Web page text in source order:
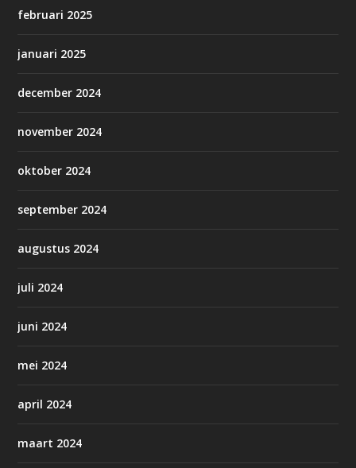
februari 2025
januari 2025
december 2024
november 2024
oktober 2024
september 2024
augustus 2024
juli 2024
juni 2024
mei 2024
april 2024
maart 2024